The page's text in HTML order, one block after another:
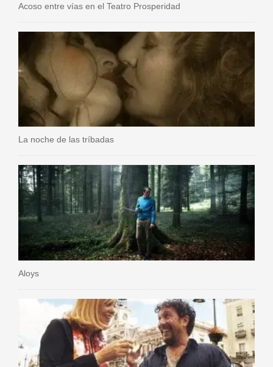
Acoso entre vías en el Teatro Prosperidad
La noche de las tríbadas
Aloys